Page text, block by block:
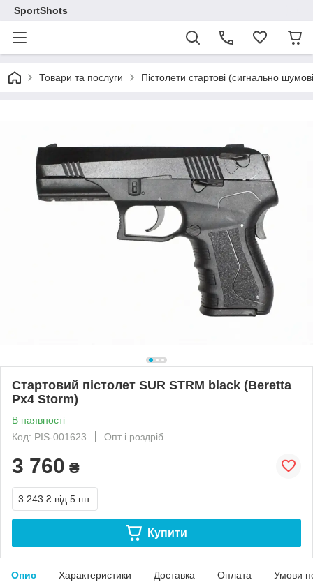
SportShots
Товари та послуги Пістолети стартові (сигнально
Стартовий пістолет SUR STRM black (Beretta
Px4 Storm)
В наявності
Код: PIS-001623
Опт і роздріб
3 760 ₴
3 243 ₴ від 5 шт.
Купити
Опис Характеристики Доставка Оплата Умови